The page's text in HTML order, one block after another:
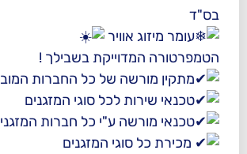
אוויר
בשבילך !
של כל החברות המובילות
לכל סוגי המזגנים
ע"י כל חברות המזגנים
המזגנים